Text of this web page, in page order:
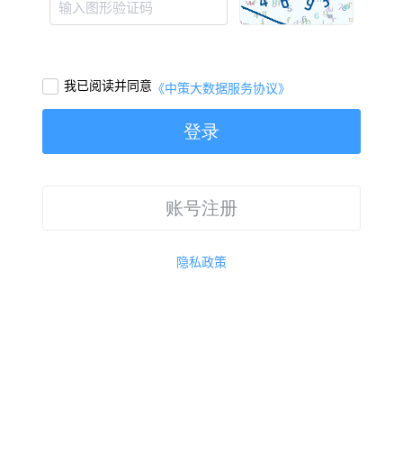
输入图形验证码
我已阅读并同意 《中策大数据服务协议》
登录
账号注册
隐私政策